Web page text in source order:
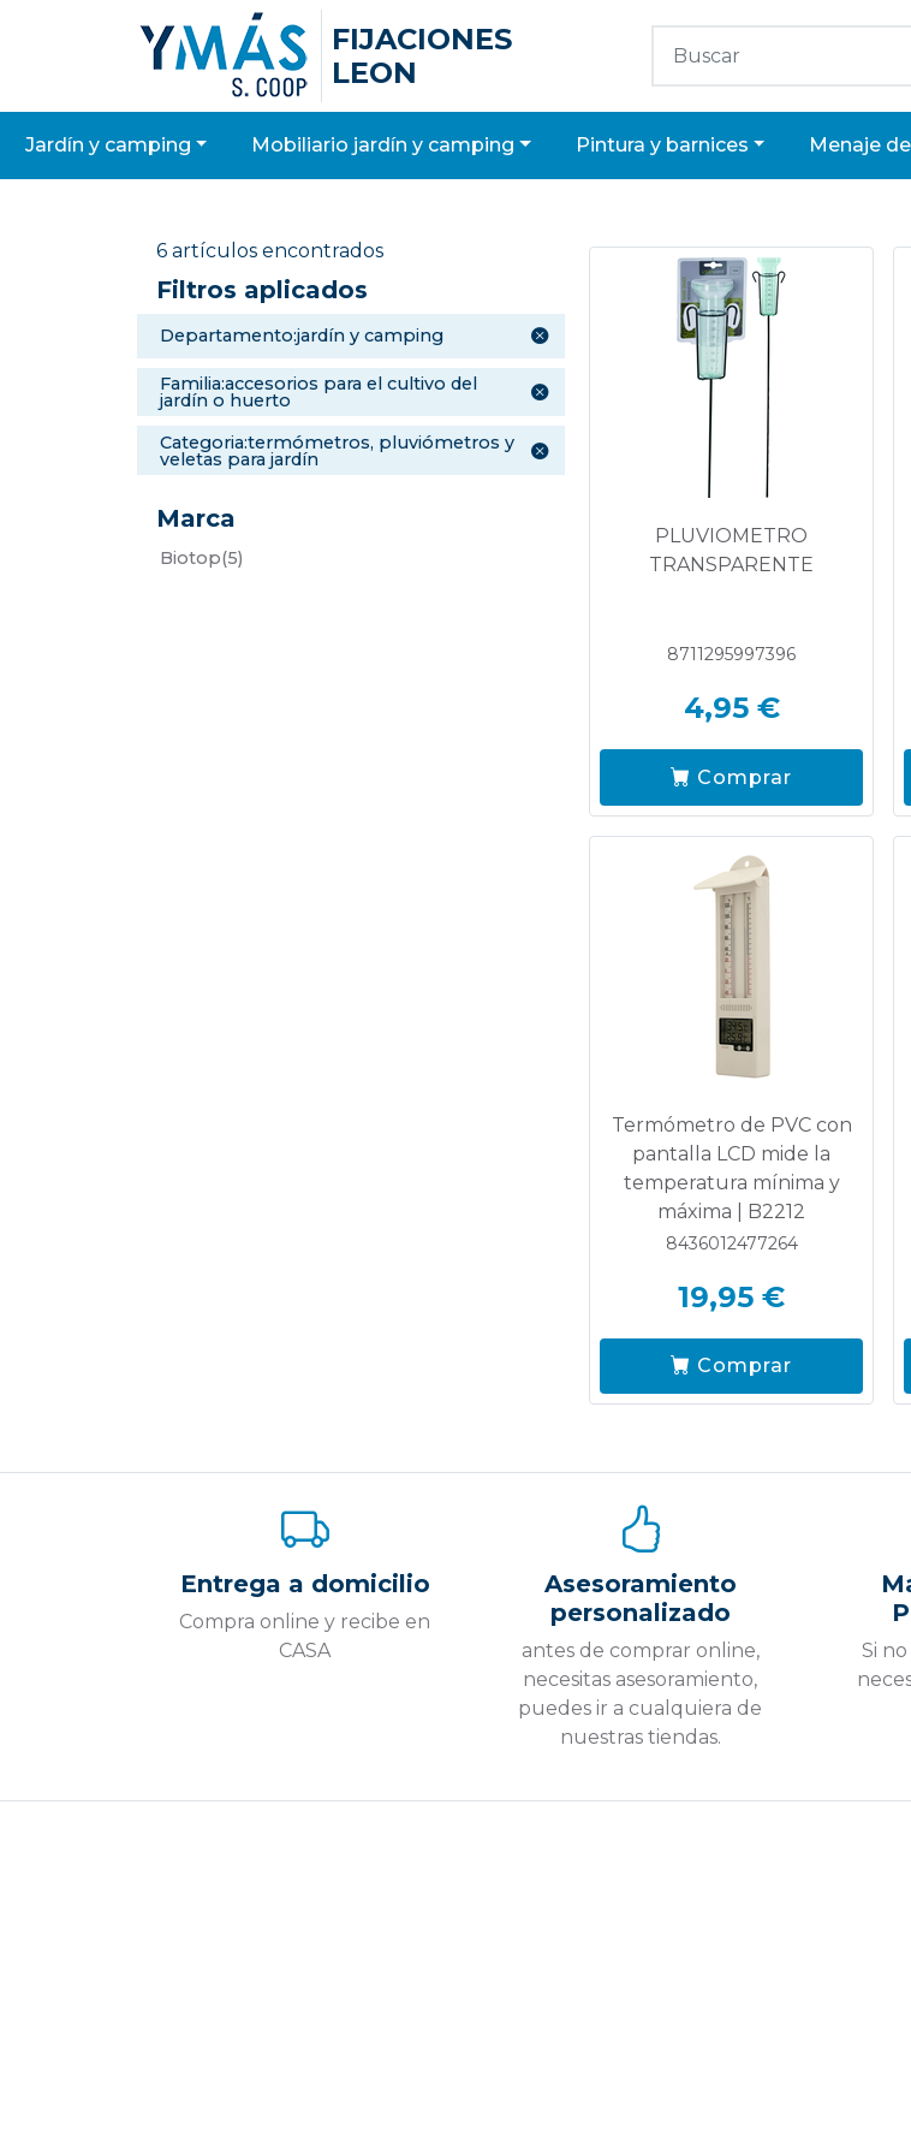
FIJACIONES
LEON
jardín y camping mobiliario jardín y camping pintura y barnices menaje
6 artículos encontrados
Filtros aplicados
departamento:jardín y camping
familia:accesorios para el cultivo del
jardín o huerto
categoria:termómetros, pluviómetros y
veletas para jardín
Marca
biotop(5)
PLUVIOMETRO
TRANSPARENTE
8711295997396
4,95 €
Comprar
Termómetro de PVC con
pantalla LCD mide la
temperatura mínima y
máxima | B2212
8436012477264
19,95 €
Comprar
Entrega a domicilio
Compra online y recibe en
CASA
Asesoramiento
personalizado
antes de comprar online,
necesitas asesoramiento,
puedes ir a cualquiera de
nuestras tiendas.
Si